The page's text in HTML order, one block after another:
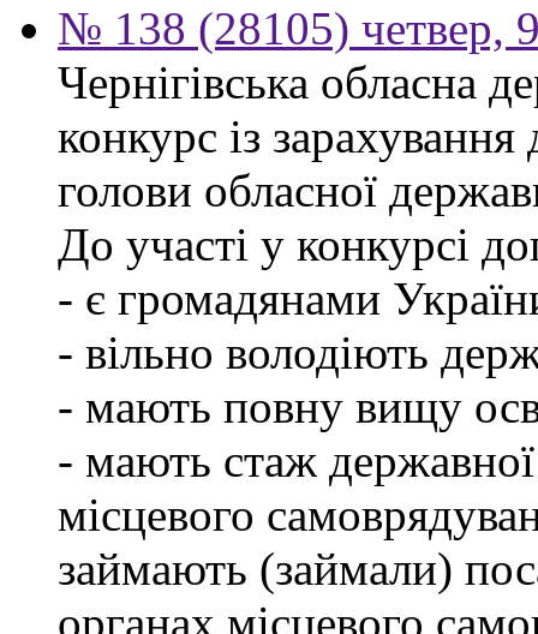
№ 138 (28105) четвер,
Чернігівська обласна
конкурс із
голови обласної
До участі у конкурсі
- є громадянами
- вільно володіють
- мають повну вищу
- мають стаж
місцевого
займають (займали)
органах місцевого